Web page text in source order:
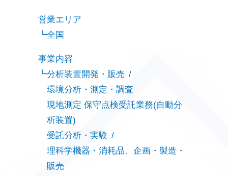
営業エリア
全国
事業内容
分析装置開発・販売
環境分析・測定・調査
現地測定 保守点検受託業務(自動分
析装置)
受託分析・実験
理科学機器・消耗品、企画・製造・
販売